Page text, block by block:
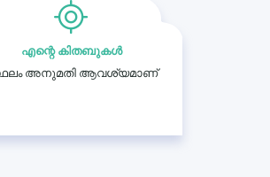
എന്റെ കിതബുകൾ
അനുമതി ആവശ്യമാണ്